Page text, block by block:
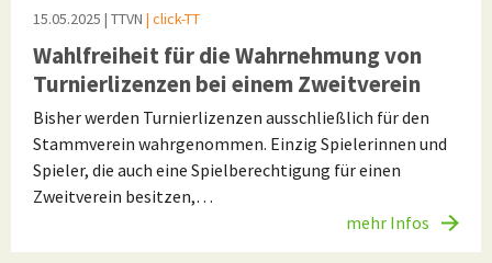
15.05.2025 | TTVN | click-TT
Wahlfreiheit für die Wahrnehmung von
Turnierlizenzen bei einem Zweitverein
Bisher werden Turnierlizenzen ausschließlich für den
Stammverein wahrgenommen. Einzig Spielerinnen und
Spieler, die auch eine Spielberechtigung für einen
Zweitverein besitzen,…
mehr Infos